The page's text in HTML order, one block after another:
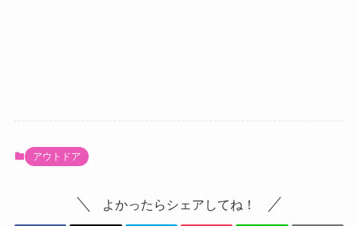
アウトドア
よかったらシェアしてね！